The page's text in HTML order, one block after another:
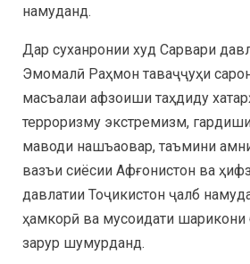
намуданд.
Дар суханронии худ Сарвари
Эмомалӣ Раҳмон таваҷҷуҳи
масъалаи афзоиши таҳдиду
терроризму экстремизм,
маводи нашъаовар, таъмини
вазъи сиёсии Афғонистон ва
давлатии Тоҷикистон ҷалб
ҳамкорӣ ва мусоидати шарикони
зарур шумурданд.